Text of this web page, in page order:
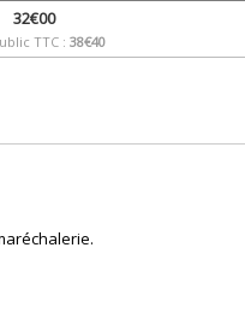
32€00
TTC : 38€40